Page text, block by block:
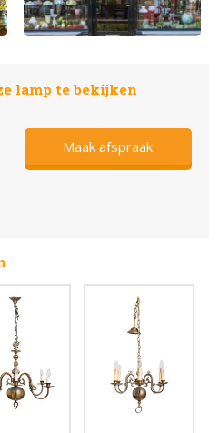
lamp te bekijken
Maak afspraak